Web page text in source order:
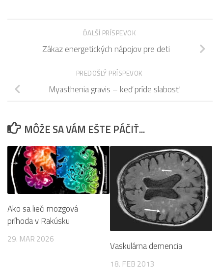
ĎALŠÍ PRÍSPEVOK
Zákaz energetických nápojov pre deti
PREDOŠLÝ PRÍSPEVOK
Myasthenia gravis – keď príde slabosť
MÔŽE SA VÁM EŠTE PÁČIŤ...
Ako sa lieči mozgová
príhoda v Rakúsku
29. MAR 2026
Vaskulárna demencia
18. FEB 2013